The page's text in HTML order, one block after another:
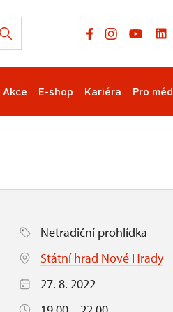
Akce E-shop Kariéra Pro
Netradiční prohlídka
Státní hrad Nové Hrady
27. 8. 2022